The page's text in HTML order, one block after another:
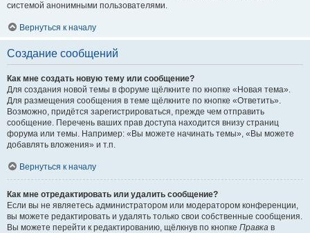
системой анонимными пользователями.
Вернуться к началу
Создание сообщений
Как мне создать новую тему или сообщение?
Для создания новой темы в форуме щёлкните по кнопке «Новая тема».
Для размещения сообщения в теме щёлкните по кнопке «Ответить».
Возможно, придётся зарегистрироваться, прежде чем отправить
сообщение. Перечень ваших прав доступа находится внизу страниц
форума или темы. Например: «Вы можете начинать темы», «Вы можете
добавлять вложения» и т.п.
Вернуться к началу
Как мне отредактировать или удалить сообщение?
Если вы не являетесь администратором или модератором конференции,
вы можете редактировать и удалять только свои собственные сообщения.
Вы можете перейти к редактированию, щёлкнув по кнопке Правка в